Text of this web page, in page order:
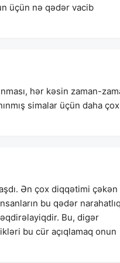
üçün nə qədər vacib
hər kəsin zaman-
simalar üçün daha çox
Ən çox diqqətimi çəkən
bu qədər narahatlıq
Bu, digər
bu cür açıqlamaq onun